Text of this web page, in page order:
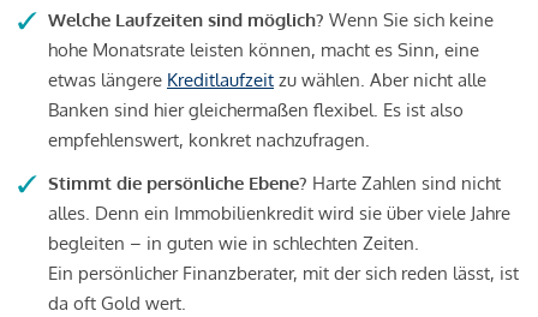
Welche Laufzeiten sind möglich? Wenn Sie sich keine
hohe Monatsrate leisten können, macht es Sinn, eine
etwas längere Kreditlaufzeit zu wählen. Aber nicht alle
Banken sind hier gleichermaßen flexibel. Es ist also
empfehlenswert, konkret nachzufragen.
Stimmt die persönliche Ebene? Harte Zahlen sind nicht
alles. Denn ein Immobilienkredit wird sie über viele Jahre
begleiten – in guten wie in schlechten Zeiten.
Ein persönlicher Finanzberater, mit der sich reden lässt, ist
da oft Gold wert.